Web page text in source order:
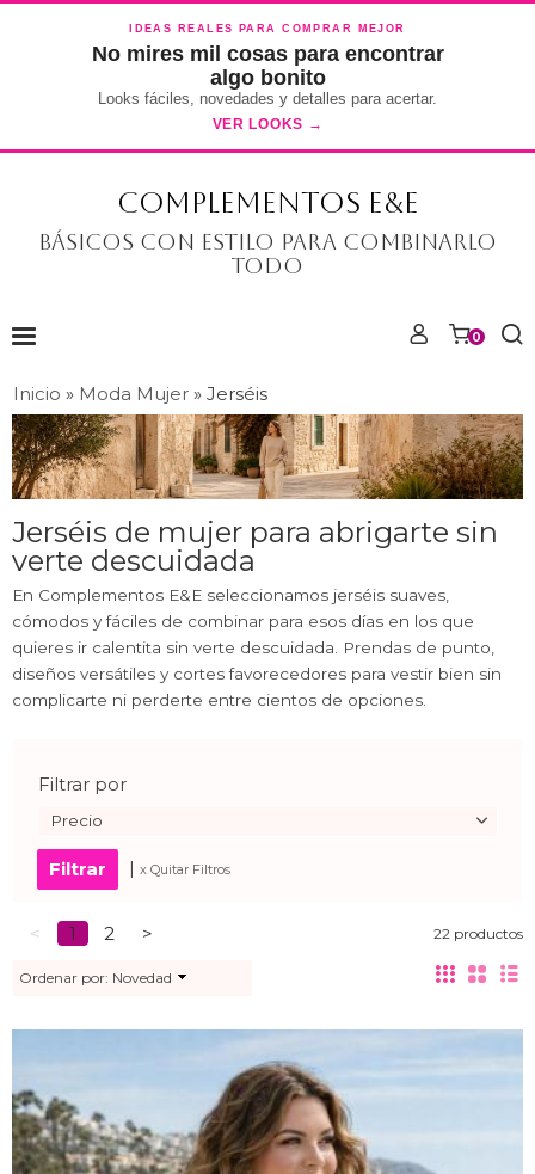
IDEAS REALES PARA COMPRAR MEJOR
No mires mil cosas para encontrar
algo bonito
Looks fáciles, novedades y detalles para acertar.
VER LOOKS →
COMPLEMENTOS E&E
Básicos con estilo para combinarlo
todo
0
Inicio » Moda Mujer » Jerséis
Jerséis de mujer para abrigarte sin
verte descuidada
En Complementos E&E seleccionamos jerséis suaves,
cómodos y fáciles de combinar para esos días en los que
quieres ir calentita sin verte descuidada. Prendas de punto,
diseños versátiles y cortes favorecedores para vestir bien sin
complicarte ni perderte entre cientos de opciones.
Filtrar por
Precio
| x Quitar Filtros
< 1 2 > 22 productos
Ordenar por: Novedad